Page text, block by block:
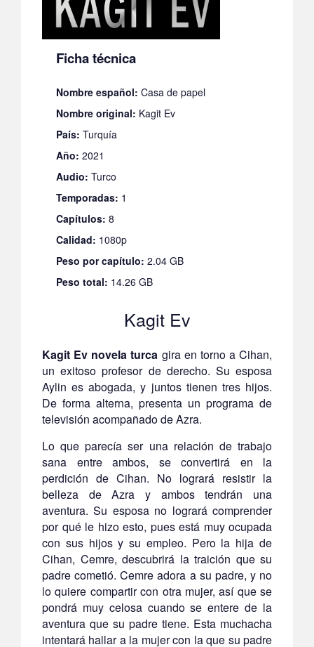
Ficha técnica
Nombre español: Casa de papel
Nombre original: Kagit Ev
País: Turquía
Año: 2021
Audio: Turco
Temporadas: 1
Capítulos: 8
Calidad: 1080p
Peso por capítulo: 2.04 GB
Peso total: 14.26 GB
Kagit Ev
Kagit Ev novela turca gira en torno a Cihan,
un exitoso profesor de derecho. Su esposa
Aylin es abogada, y juntos tienen tres hijos.
De forma alterna, presenta un programa de
televisión acompañado de Azra.
Lo que parecía ser una relación de trabajo
sana entre ambos, se convertirá en la
perdición de Cihan. No logrará resistir la
belleza de Azra y ambos tendrán una
aventura. Su esposa no logrará comprender
por qué le hizo esto, pues está muy ocupada
con sus hijos y su empleo. Pero la hija de
Cihan, Cemre, descubrirá la traición que su
padre cometió. Cemre adora a su padre, y no
lo quiere compartir con otra mujer, así que se
pondrá muy celosa cuando se entere de la
aventura que su padre tiene. Esta muchacha
intentará hallar a la mujer con la que su padre